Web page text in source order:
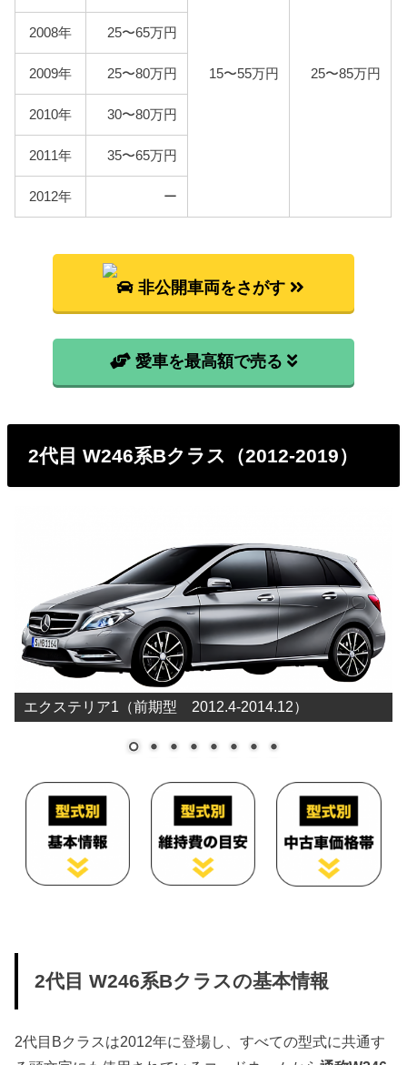
245232 142,900円
245233
245234
15〜55万円 25〜85万円
2008年 25〜65万円
2009年 25〜80万円
2010年 30〜80万円
2011年 35〜65万円
2012年 ー
非公開車両をさがす
愛車を最高額で売る
2代目 W246系Bクラス（2012-2019）
エクステリア1（前期型 2012.4-2014.12）
2代目 W246系Bクラスの基本情報
2代目Bクラスは2012年に登場し、すべての型式に共通す